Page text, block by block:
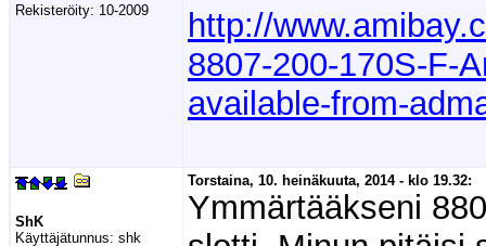
Rekisteröity: 10-2009
http://
8807-200-170S-F-
available-from-
ShK
Käyttäjätunnus: shk
Torstaina, 10. heinäkuuta, 2014 - klo 19.32:
Ymmärtääkseni